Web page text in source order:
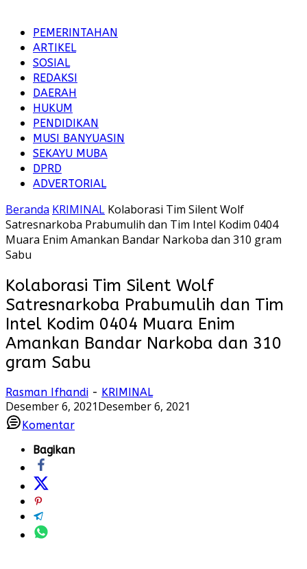
PEMERINTAHAN
ARTIKEL
SOSIAL
REDAKSI
DAERAH
HUKUM
PENDIDIKAN
MUSI BANYUASIN
SEKAYU MUBA
DPRD
ADVERTORIAL
Beranda KRIMINAL Kolaborasi Tim Silent Wolf
Satresnarkoba Prabumulih dan Tim Intel Kodim 0404
Muara Enim Amankan Bandar Narkoba dan 310 gram
Sabu
Kolaborasi Tim Silent Wolf
Satresnarkoba Prabumulih dan Tim
Intel Kodim 0404 Muara Enim
Amankan Bandar Narkoba dan 310
gram Sabu
Rasman Ifhandi - KRIMINAL
Desember 6, 2021Desember 6, 2021
Komentar
Bagikan